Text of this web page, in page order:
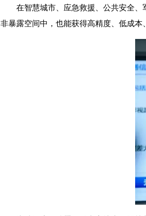
在智慧城市、应急救援、公共安全、
非暴露空间中，也能获得高精度、低成本